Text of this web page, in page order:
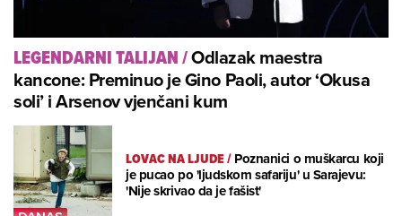
LEGENDARNI TALIJAN/Odlazak maestra
kancone: Preminuo je Gino Paoli, autor ‘Okusa
soli’ i Arsenov vjenčani kum
LOVAC NA LJUDE/Poznanici o muškarcu koji
je pucao po 'ljudskom safariju' u Sarajevu:
'Nije skrivao da je fašist'